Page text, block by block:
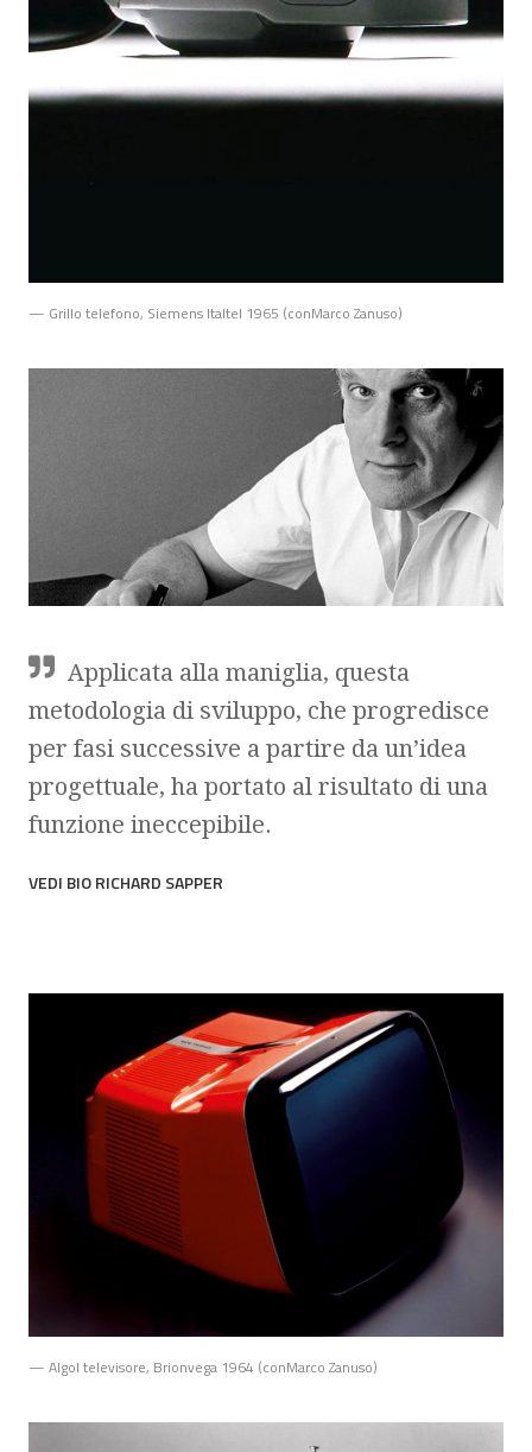
— Grillo telefono, Siemens Italtel 1965 (conMarco Zanuso)
Applicata alla maniglia, questa
metodologia di sviluppo, che progredisce
per fasi successive a partire da un’idea
progettuale, ha portato al risultato di una
funzione ineccepibile.
VEDI BIO RICHARD SAPPER
— Algol televisore, Brionvega 1964 (conMarco Zanuso)